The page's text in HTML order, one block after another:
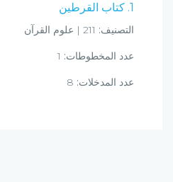
1. كتاب القرطين
التصنيف:
عدد المخطوطات:
عدد المدخلات: